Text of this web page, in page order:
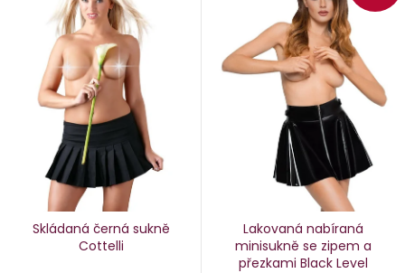
Skládaná černá sukně
Cottelli
Lakovaná nabíraná
minisukně se zipem a
přezkami Black Level